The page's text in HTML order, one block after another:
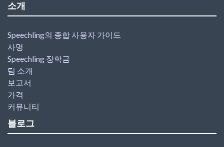
소개
Speechling의 종합 사용자 가이드
사명
Speechling 장학금
팀 소개
보고서
가격
커뮤니티
블로그